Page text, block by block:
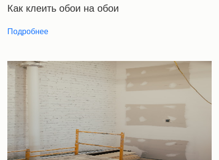
Как клеить обои на обои
Подробнее